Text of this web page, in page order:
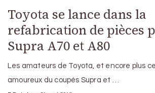
Toyota se lance dans la
refabrication de pièces
Supra A70 et A80
Les amateurs de Toyota, et encore plus
amoureux du coupés Supra et …